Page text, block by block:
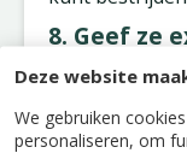
Deze website
We gebruiken
personaliseren, om
8. Geef ze
De winter is
maken. Stof